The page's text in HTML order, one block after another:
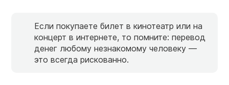
Если покупаете билет в кинотеатр или на
концерт в интернете, то помните: перевод
денег любому незнакомому человеку —
это всегда рискованно.